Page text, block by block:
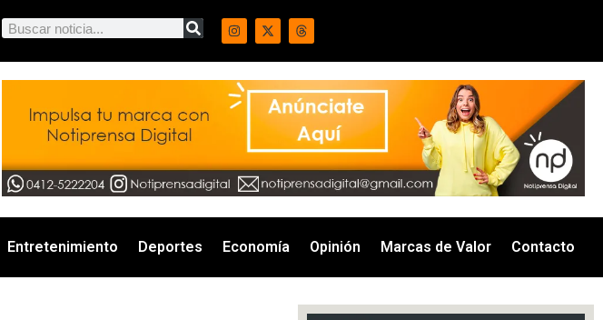
Entretenimiento Deportes Economía Opinión Marcas de Valor Contacto